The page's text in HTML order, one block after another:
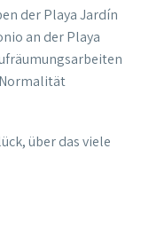
der Playa Jardín
an der Playa
über das viele